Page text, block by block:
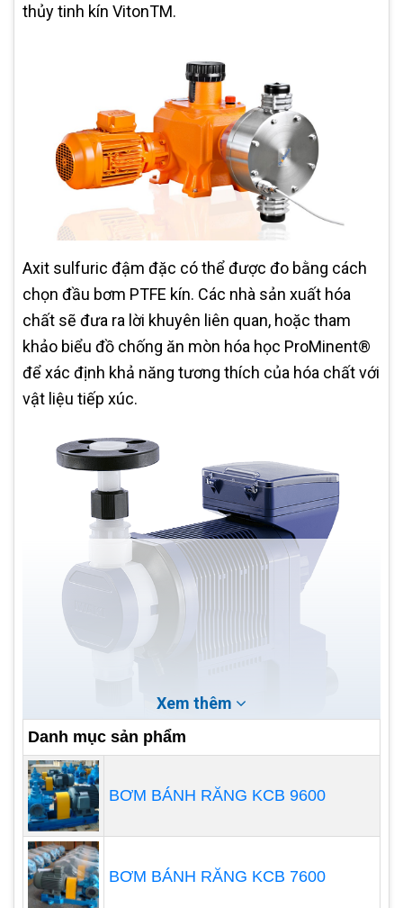
thủy tinh kín VitonTM.
Axit sulfuric đậm đặc có thể được đo bằng cách
chọn đầu bơm PTFE kín. Các nhà sản xuất hóa
chất sẽ đưa ra lời khuyên liên quan, hoặc tham
khảo biểu đồ chống ăn mòn hóa học ProMinent®
để xác định khả năng tương thích của hóa chất với
vật liệu tiếp xúc.
Thiết bị định lượng thông minh sử dụng tín hiệu
cảm biến để điều khiển quá trình làm việc của
bơm định lượng hoá chất
. Phương pháp kiểm soát
này yêu cầu sử dụng máy đo pH, máy đo độ dẫn
Xem thêm
Danh mục sản phẩm
BƠM BÁNH RĂNG KCB 9600
BƠM BÁNH RĂNG KCB 7600